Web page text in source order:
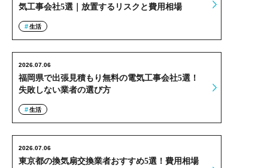
気工事会社5選｜放置するリスクと費用相場
生活
福岡県で出張見積もり無料の電気工事会社5選！
失敗しない業者の選び方
2026.07.06
生活
東京都の換気扇交換業者おすすめ5選！費用相場
2026.07.06